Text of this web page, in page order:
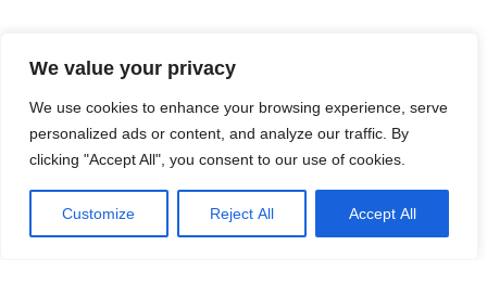
We value your privacy
We use cookies to enhance your browsing experience, serve
personalized ads or content, and analyze our traffic. By
clicking "Accept All", you consent to our use of cookies.
Customize Reject All Accept All